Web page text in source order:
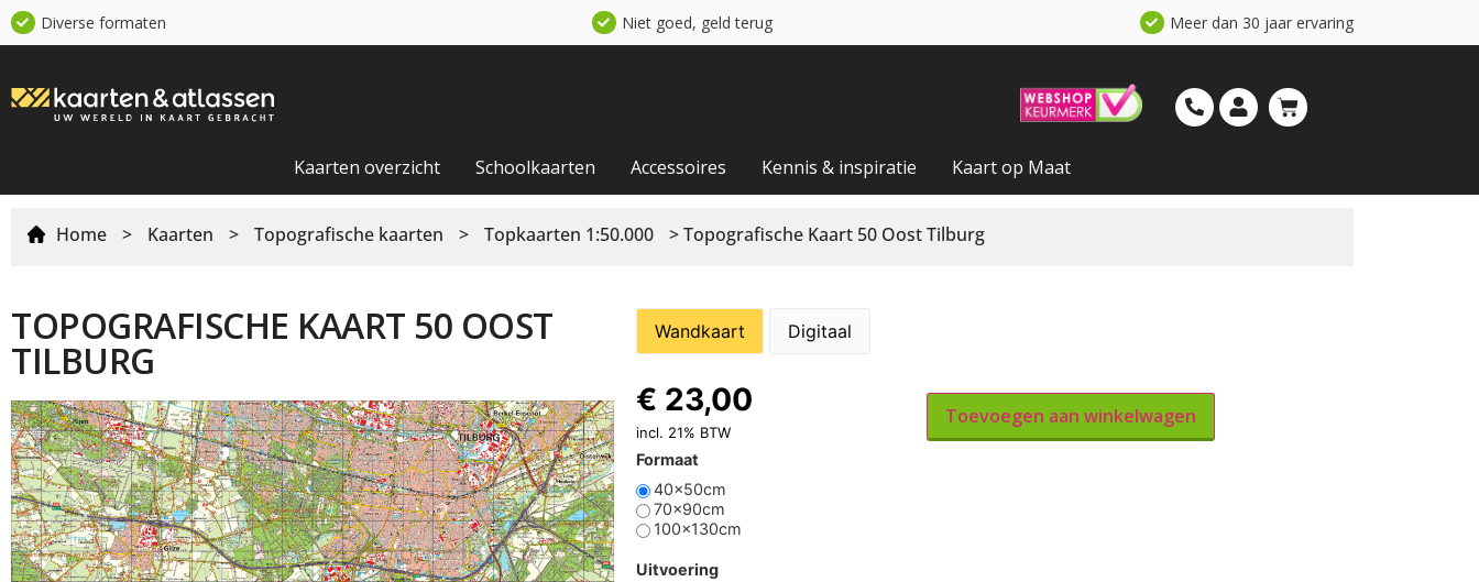
Diverse formaten Niet goed, geld terug Meer dan 30 jaar ervaring
Kaarten overzicht Schoolkaarten Accessoires Kennis & inspiratie Kaart op Maat
Home > Kaarten > Topografische kaarten > Topkaarten 1:50.000 > Topografische Kaart 50 Oost Tilburg
TOPOGRAFISCHE KAART 50 OOST
TILBURG
Wandkaart Digitaal
Formaat
40x50cm
70x90cm
100x130cm
Uitvoering
€ 23,00
incl. 21% BTW
Toevoegen aan winkelwagen